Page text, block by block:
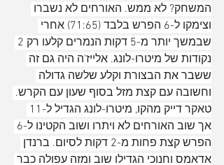
המשחק? לא ממש. האורחים לא נשברו
וצימקו ל-6 הפרש בלבד (71:65) אחרי
נקודות של מיטרו-לונג. אלייז'ה היה גם זה
ששבר את הבצורת וקלע שלשה גדולה
וחשובה עם קצת מזל בסוף שעון עם הקרש.
הפרש קצת פחות מ-2 דקות לסיום. ברנדן
אדאמס וחנוכי הגדילו שוב ומזה עפולה כבר